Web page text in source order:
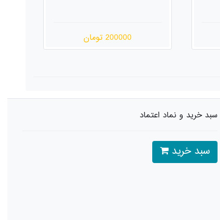
550000 تومان
سبد خرید و نماد اعتماد
سبد خرید